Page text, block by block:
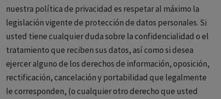
nuestra política de privacidad es respetar al máximo la
legislación vigente de protección de datos personales. Si
usted tiene cualquier duda sobre la confidencialidad o el
tratamiento que reciben sus datos, así como si desea
ejercer alguno de los derechos de información, oposición,
rectificación, cancelación y portabilidad que legalmente
le corresponden, (o cualquier otro derecho que usted